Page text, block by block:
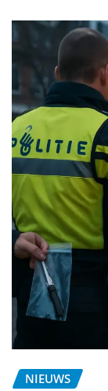
NIEUWS